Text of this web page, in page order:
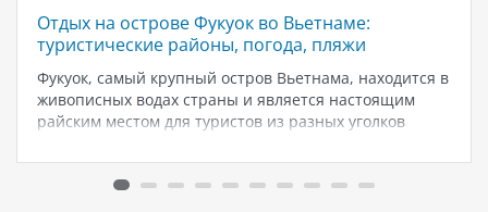
Отдых на острове Фукуок во Вьетнаме:
туристические районы, погода, пляжи
Фукуок, самый крупный остров Вьетнама, находится в
живописных водах страны и является настоящим
райским местом для туристов из разных уголков
прозрачным морем, густыми тропическими лесами и
богатой историей и культурой. Лучшее время для